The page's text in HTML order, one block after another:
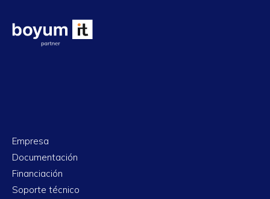
Empresa
Documentación
Financiación
Soporte técnico